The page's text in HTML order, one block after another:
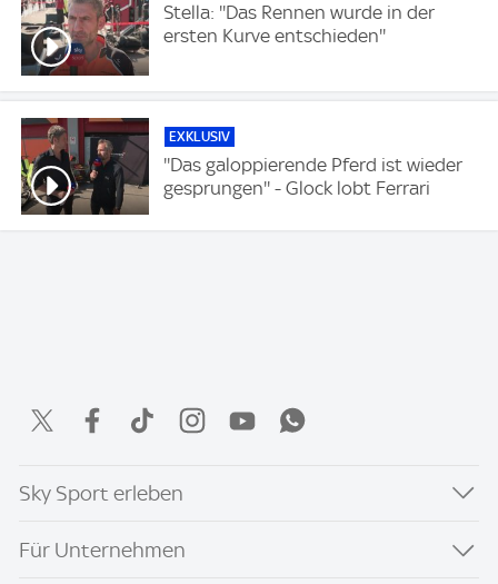
Stella: ''Das Rennen wurde in der
ersten Kurve entschieden''
EXKLUSIV
''Das galoppierende Pferd ist wieder
gesprungen'' - Glock lobt Ferrari
Sky Sport erleben
Für Unternehmen